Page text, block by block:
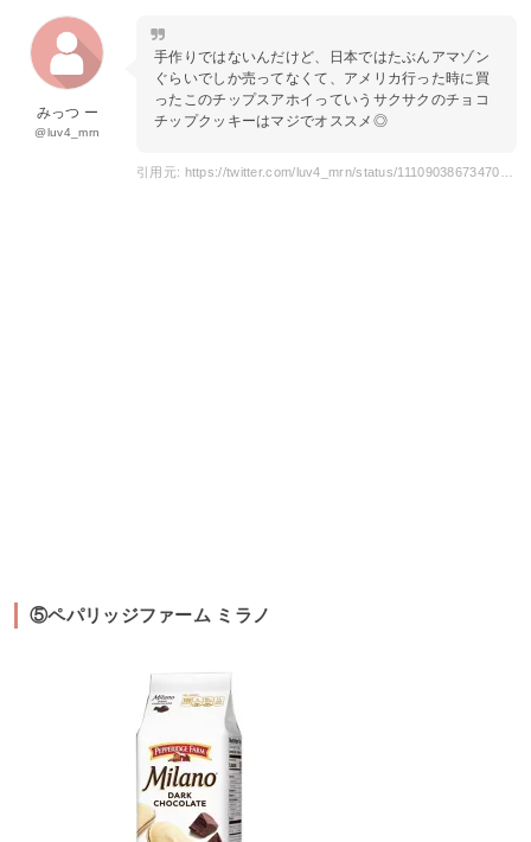
みっつ ー
@luv4_mrn
手作りではないんだけど、日本ではたぶんアマゾン
ぐらいでしか売ってなくて、アメリカ行った時に買
ったこのチップスアホイっていうサクサクのチョコ
チップクッキーはマジでオススメ◎
⑤ペパリッジファーム ミラノ